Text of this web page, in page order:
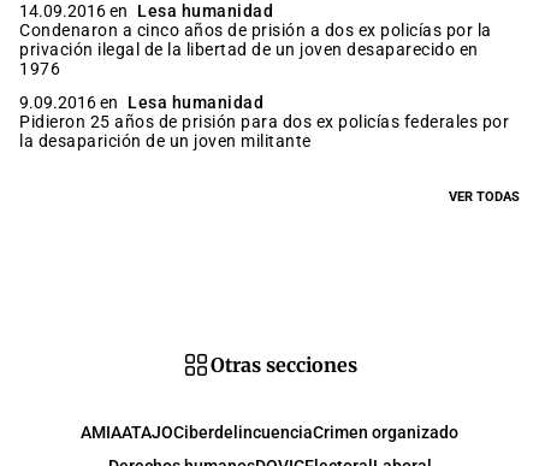
14.09.2016 en
Lesa humanidad
Condenaron a cinco años de prisión a dos ex policías por la
privación ilegal de la libertad de un joven desaparecido en
1976
9.09.2016 en
Lesa humanidad
Pidieron 25 años de prisión para dos ex policías federales por
la desaparición de un joven militante
VER TODAS
Otras secciones
AMIAATAJOCiberdelincuenciaCrimen organizado